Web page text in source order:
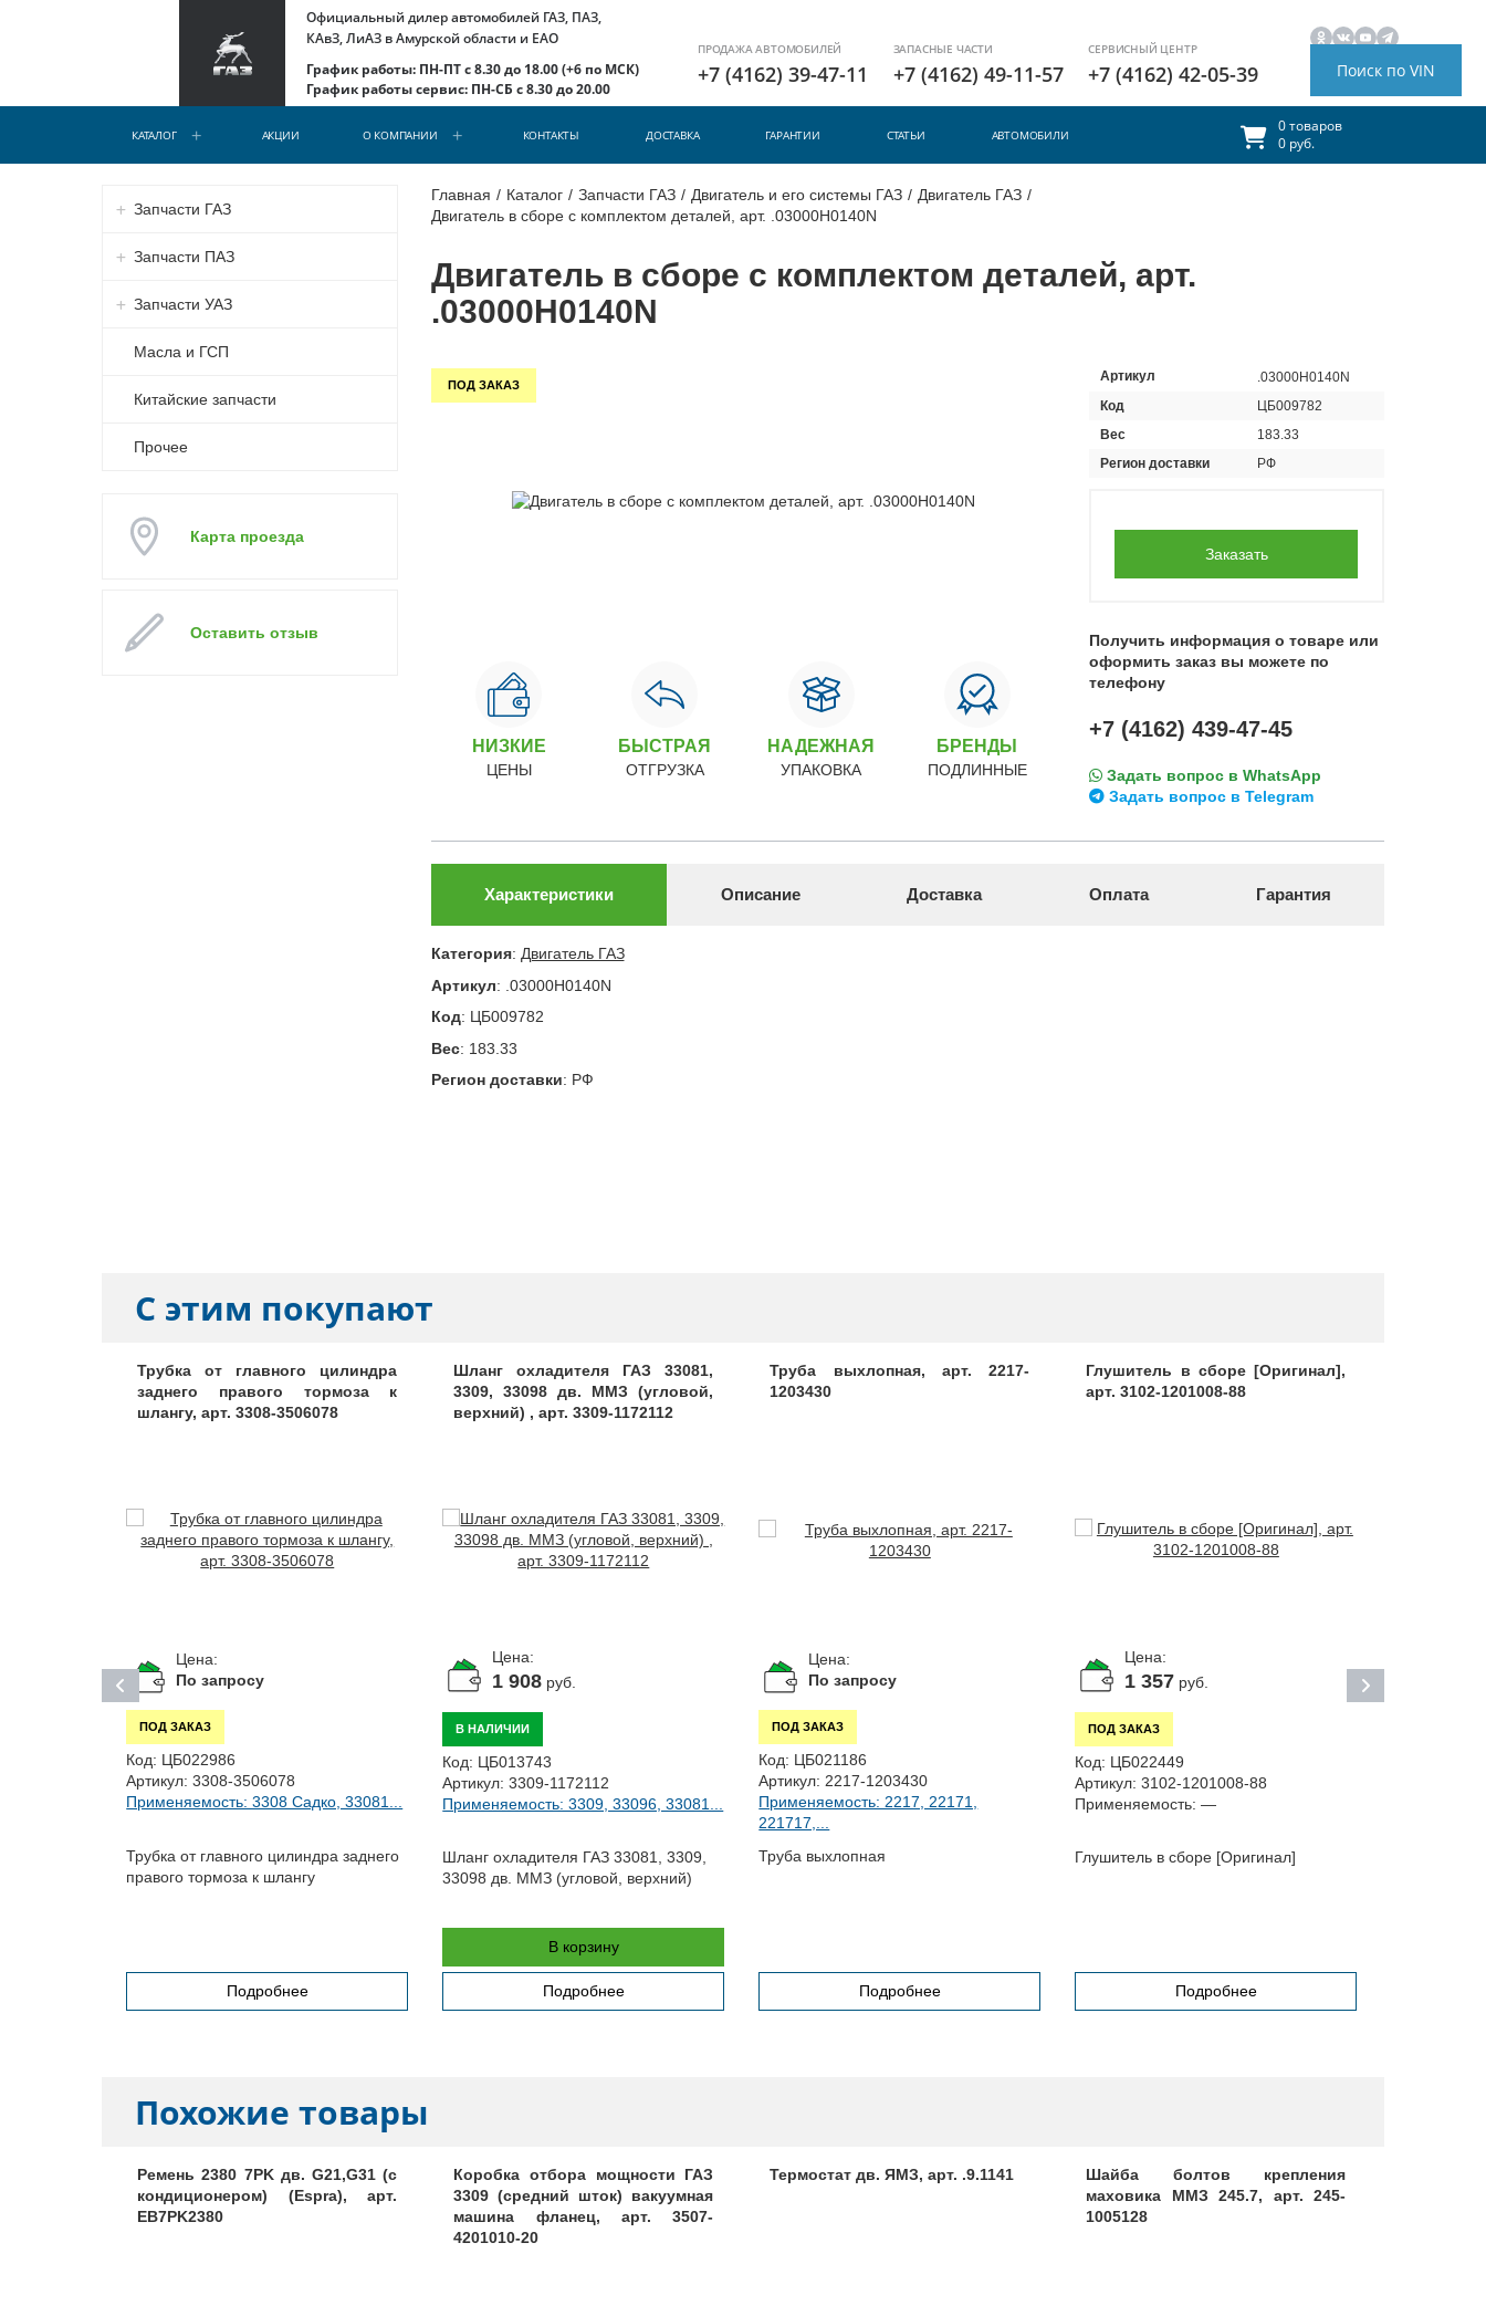
Официальный дилер автомобилей ГАЗ, ПАЗ,
КАвЗ, ЛиАЗ в Амурской области и ЕАО
График работы: ПН-ПТ с 8.30 до 18.00 (+6 по МСК)
График работы сервис: ПН-СБ с 8.30 до 20.00
ПРОДАЖА АВТОМОБИЛЕЙ
+7 (4162) 39-47-11
ЗАПАСНЫЕ ЧАСТИ
+7 (4162) 49-11-57
СЕРВИСНЫЙ ЦЕНТР
+7 (4162) 42-05-39 Поиск по VIN
КАТАЛОГ АКЦИИ О КОМПАНИИ КОНТАКТЫ ДОСТАВКА ГАРАНТИИ СТАТЬИ АВТОМОБИЛИ
0 товаров
0 руб.
Главная / Каталог / Запчасти ГАЗ / Двигатель и его системы ГАЗ / Двигатель ГАЗ /
Двигатель в сборе с комплектом деталей, арт. .03000H0140N
Двигатель в сборе с комплектом деталей, арт.
.03000H0140N
Запчасти ГАЗ
Запчасти ПАЗ
Запчасти УАЗ
Масла и ГСП
Китайские запчасти
Прочее
Карта проезда
Оставить отзыв
ПОД ЗАКАЗ
НИЗКИЕ
ЦЕНЫ
БЫСТРАЯ
ОТГРУЗКА
НАДЕЖНАЯ
УПАКОВКА
БРЕНДЫ
ПОДЛИННЫЕ
Артикул
.03000H0140N
Код
ЦБ009782
Вес
183.33
Регион доставки
РФ
Заказать
Получить информация о товаре или
оформить заказ вы можете по
телефону
+7 (4162) 439-47-45
Задать вопрос в WhatsApp
Задать вопрос в Telegram
Характеристики Описание Доставка Оплата Гарантия
Категория: Двигатель ГАЗ
Артикул: .03000H0140N
Код: ЦБ009782
Вес: 183.33
Регион доставки: РФ
С этим покупают
Трубка от главного цилиндра
заднего правого тормоза к
шлангу, арт. 3308-3506078
Цена:
По запросу
ПОД ЗАКАЗ
Код: ЦБ022986
Артикул: 3308-3506078
Применяемость: 3308 Садко, 33081...
Трубка от главного цилиндра заднего
правого тормоза к шлангу
Подробнее
Шланг охладителя ГАЗ 33081,
3309, 33098 дв. ММЗ (угловой,
верхний) , арт. 3309-1172112
Цена:
1 908 руб.
В НАЛИЧИИ
Код: ЦБ013743
Артикул: 3309-1172112
Применяемость: 3309, 33096, 33081...
Шланг охладителя ГАЗ 33081, 3309,
33098 дв. ММЗ (угловой, верхний)
В корзину
Подробнее
Труба выхлопная, арт. 2217-
1203430
Цена:
По запросу
ПОД ЗАКАЗ
Код: ЦБ021186
Артикул: 2217-1203430
Применяемость: 2217, 22171,
221717,...
Труба выхлопная
Подробнее
Глушитель в сборе [Оригинал],
арт. 3102-1201008-88
Цена:
1 357 руб.
ПОД ЗАКАЗ
Код: ЦБ022449
Артикул: 3102-1201008-88
Применяемость: —
Глушитель в сборе [Оригинал]
Подробнее
Похожие товары
Ремень 2380 7PK дв. G21,G31 (с
кондиционером) (Espra), арт.
EB7PK2380
Коробка отбора мощности ГАЗ
3309 (средний шток) вакуумная
машина фланец, арт. 3507-
4201010-20
Термостат дв. ЯМЗ, арт. .9.1141
Шайба болтов крепления
маховика ММЗ 245.7, арт. 245-
1005128